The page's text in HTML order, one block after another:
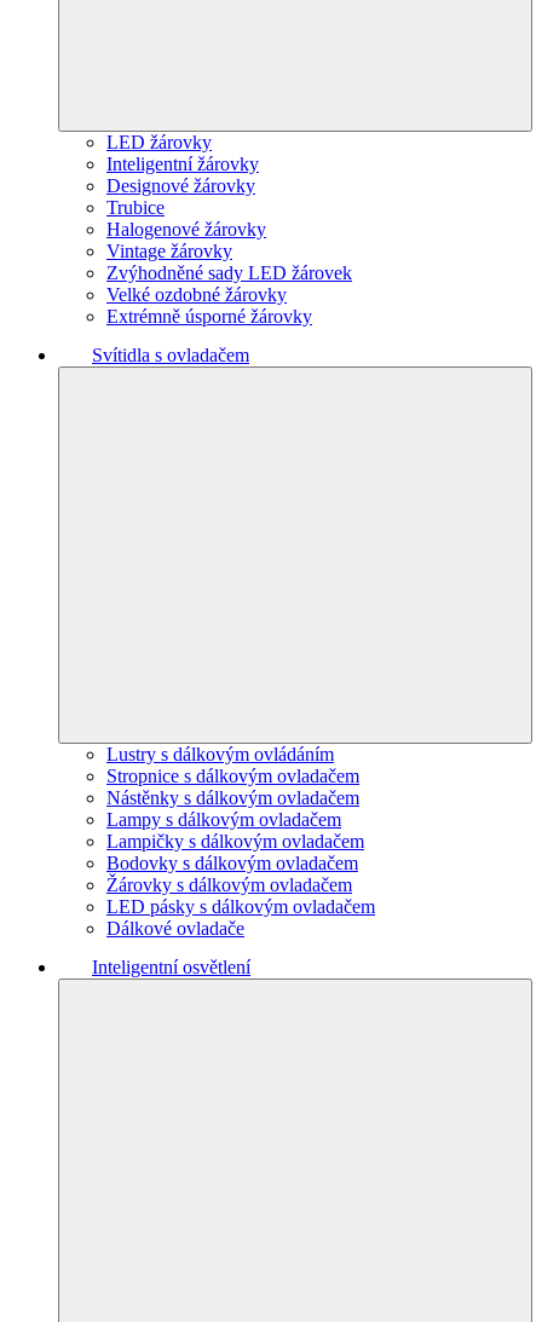
LED žárovky
Inteligentní žárovky
Designové žárovky
Trubice
Halogenové žárovky
Vintage žárovky
Zvýhodněné sady LED žárovek
Velké ozdobné žárovky
Extrémně úsporné žárovky
Svítidla s ovladačem
Lustry s dálkovým ovládáním
Stropnice s dálkovým ovladačem
Nástěnky s dálkovým ovladačem
Lampy s dálkovým ovladačem
Lampičky s dálkovým ovladačem
Bodovky s dálkovým ovladačem
Žárovky s dálkovým ovladačem
LED pásky s dálkovým ovladačem
Dálkové ovladače
Inteligentní osvětlení